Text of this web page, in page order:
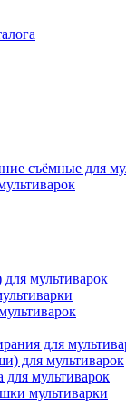
съёмные для
мультиварок
для
для мультиварок
для мультиварок
мультиварки